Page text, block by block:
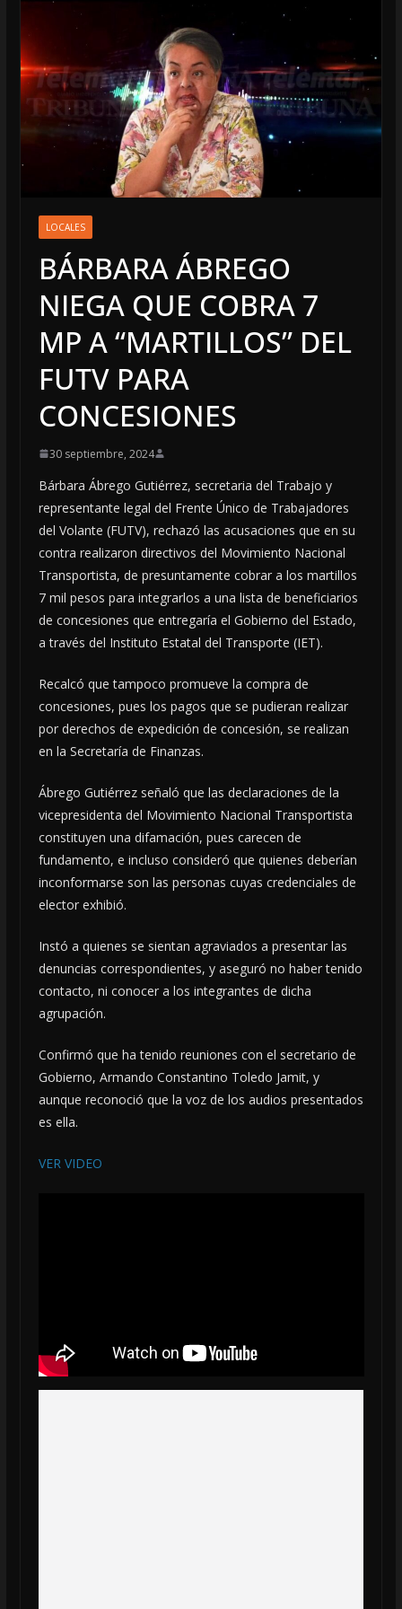
LOCALES
BÁRBARA ÁBREGO
NIEGA QUE COBRA 7
MP A “MARTILLOS” DEL
FUTV PARA
CONCESIONES
30 septiembre, 2024
Bárbara Ábrego Gutiérrez, secretaria del Trabajo y
representante legal del Frente Único de Trabajadores
del Volante (FUTV), rechazó las acusaciones que en su
contra realizaron directivos del Movimiento Nacional
Transportista, de presuntamente cobrar a los martillos
7 mil pesos para integrarlos a una lista de beneficiarios
de concesiones que entregaría el Gobierno del Estado,
a través del Instituto Estatal del Transporte (IET).
Recalcó que tampoco promueve la compra de
concesiones, pues los pagos que se pudieran realizar
por derechos de expedición de concesión, se realizan
en la Secretaría de Finanzas.
Ábrego Gutiérrez señaló que las declaraciones de la
vicepresidenta del Movimiento Nacional Transportista
constituyen una difamación, pues carecen de
fundamento, e incluso consideró que quienes deberían
inconformarse son las personas cuyas credenciales de
elector exhibió.
Instó a quienes se sientan agraviados a presentar las
denuncias correspondientes, y aseguró no haber tenido
contacto, ni conocer a los integrantes de dicha
agrupación.
Confirmó que ha tenido reuniones con el secretario de
Gobierno, Armando Constantino Toledo Jamit, y
aunque reconoció que la voz de los audios presentados
es ella.
VER VIDEO